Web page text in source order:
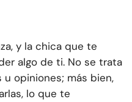
y la chica que te
algo de ti. No se trata
opiniones; más bien,
lo que te